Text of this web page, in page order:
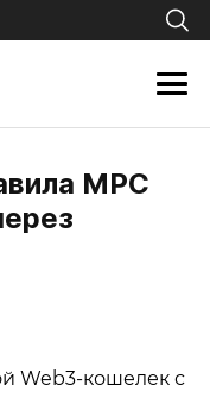
MPC
Web3-кошелек с